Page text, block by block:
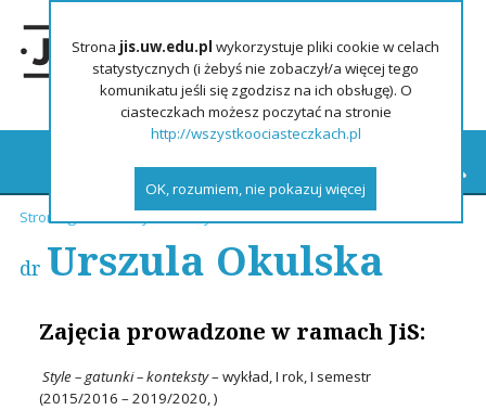
Strona jis.uw.edu.pl wykorzystuje pliki cookie w celach
statystycznych (i żebyś nie zobaczył/a więcej tego
komunikatu jeśli się zgodzisz na ich obsługę). O
ciasteczkach możesz poczytać na stronie
http://wszystkoociasteczkach.pl
OK, rozumiem, nie pokazuj więcej
Strona główna»Wykładowcy»Urszula Okulska
dr Urszula Okulska
Zajęcia prowadzone w ramach JiS:
Style – gatunki – konteksty– wykład, I rok, I semestr
(2015/2016 – 2019/2020, )